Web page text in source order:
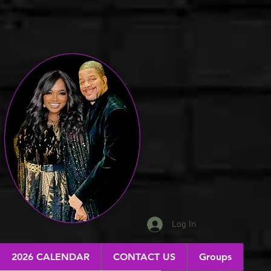
Log In
2026 CALENDAR CONTACT US Groups